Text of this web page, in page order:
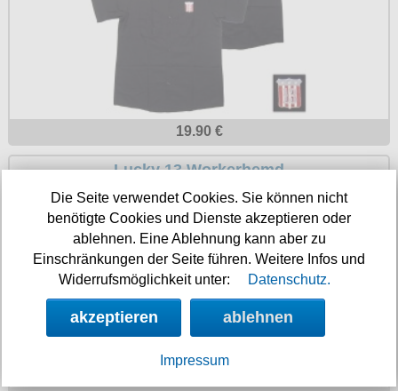
Petticoats
Poloshirts
T-Shirts
Begriffe
Dobermann
Hot Rod
Nordische Götterwelt
Ostzone
Punkrock
Rockabilly
Wikinger
19.90 €
Lucky 13 Workerhemd
Die Seite verwendet Cookies. Sie können nicht
benötigte Cookies und Dienste akzeptieren oder
ablehnen. Eine Ablehnung kann aber zu
Einschränkungen der Seite führen. Weitere Infos und
Widerrufsmöglichkeit unter:
Datenschutz.
akzeptieren ablehnen
Impressum